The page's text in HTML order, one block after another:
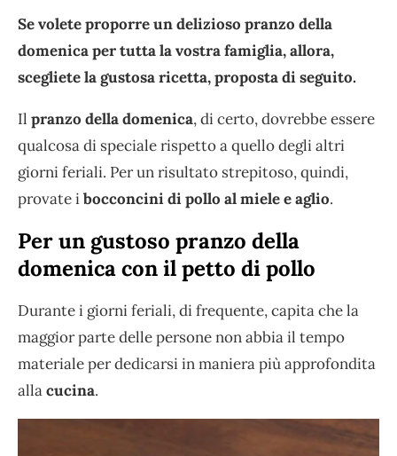
Se volete proporre un delizioso pranzo della
domenica per tutta la vostra famiglia, allora,
scegliete la gustosa ricetta, proposta di seguito.
Il pranzo della domenica, di certo, dovrebbe essere
qualcosa di speciale rispetto a quello degli altri
giorni feriali. Per un risultato strepitoso, quindi,
provate ibocconcini di pollo al miele e aglio.
Per un gustoso pranzo della
domenica con il petto di pollo
Durante i giorni feriali, di frequente, capita che la
maggior parte delle persone non abbia il tempo
materiale per dedicarsi in maniera più approfondita
allacucina.